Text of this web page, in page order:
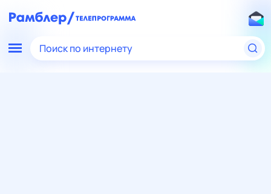
Поиск по интернету